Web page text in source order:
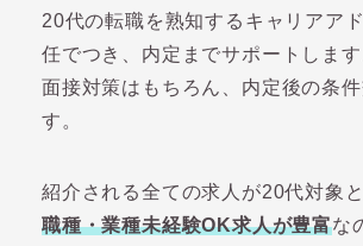
20代の転職を熟知するキャリアア
任でつき、内定までサポートします
面接対策はもちろん、内定後の条
す。
紹介される全ての求人が20代対象
職種・業種未経験OK求人が豊富な